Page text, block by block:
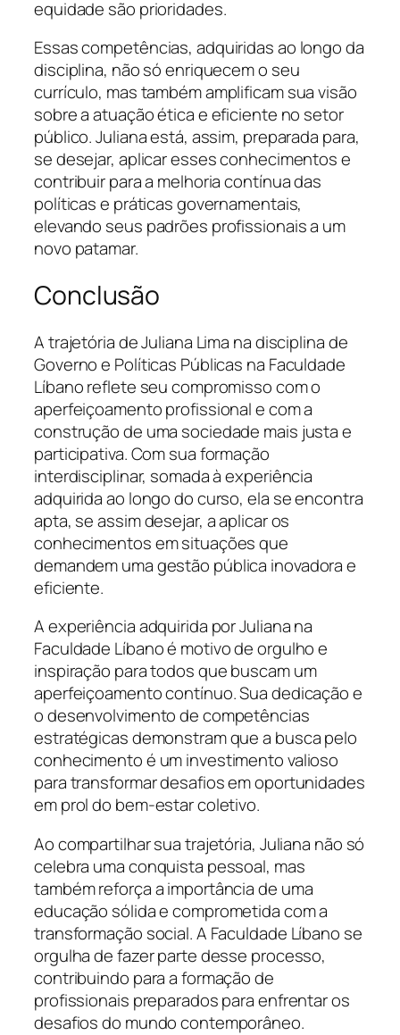
equidade são prioridades.
Essas competências, adquiridas ao longo da
disciplina, não só enriquecem o seu
currículo, mas também amplificam sua visão
sobre a atuação ética e eficiente no setor
público. Juliana está, assim, preparada para,
se desejar, aplicar esses conhecimentos e
contribuir para a melhoria contínua das
políticas e práticas governamentais,
elevando seus padrões profissionais a um
novo patamar.
Conclusão
A trajetória de Juliana Lima na disciplina de
Governo e Políticas Públicas na Faculdade
Líbano reflete seu compromisso com o
aperfeiçoamento profissional e com a
construção de uma sociedade mais justa e
participativa. Com sua formação
interdisciplinar, somada à experiência
adquirida ao longo do curso, ela se encontra
apta, se assim desejar, a aplicar os
conhecimentos em situações que
demandem uma gestão pública inovadora e
eficiente.
A experiência adquirida por Juliana na
Faculdade Líbano é motivo de orgulho e
inspiração para todos que buscam um
aperfeiçoamento contínuo. Sua dedicação e
o desenvolvimento de competências
estratégicas demonstram que a busca pelo
conhecimento é um investimento valioso
para transformar desafios em oportunidades
em prol do bem-estar coletivo.
Ao compartilhar sua trajetória, Juliana não só
celebra uma conquista pessoal, mas
também reforça a importância de uma
educação sólida e comprometida com a
transformação social. A Faculdade Líbano se
orgulha de fazer parte desse processo,
contribuindo para a formação de
profissionais preparados para enfrentar os
desafios do mundo contemporâneo.